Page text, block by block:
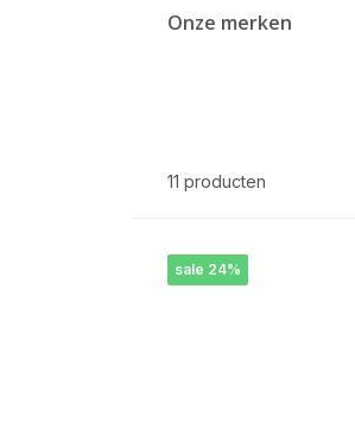
Onze merken
11 producten
sale 24%